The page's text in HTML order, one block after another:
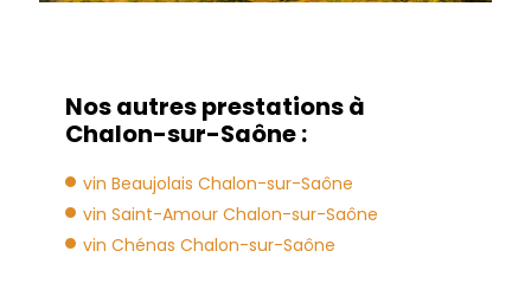
Nos autres prestations à
Chalon-sur-Saône :
vin Beaujolais Chalon-sur-Saône
vin Saint-Amour Chalon-sur-Saône
vin Chénas Chalon-sur-Saône